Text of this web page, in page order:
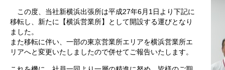
この度、当社新横浜出張所は平成27年6月1日より下記に
移転し、新たに【横浜営業所】として開設する運びとなり
ました。
また移転に伴い、一部の東京営業所エリアを横浜営業所エ
リアへと変更いたしましたので併せてご報告いたします。